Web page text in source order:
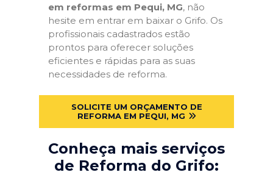
em reformas em Pequi, MG, não
hesite em entrar em baixar o Grifo. Os
profissionais cadastrados estão
prontos para oferecer soluções
eficientes e rápidas para as suas
necessidades de reforma.
SOLICITE UM ORÇAMENTO DE
REFORMA EM PEQUI, MG
Conheça mais serviços
de Reforma do Grifo: